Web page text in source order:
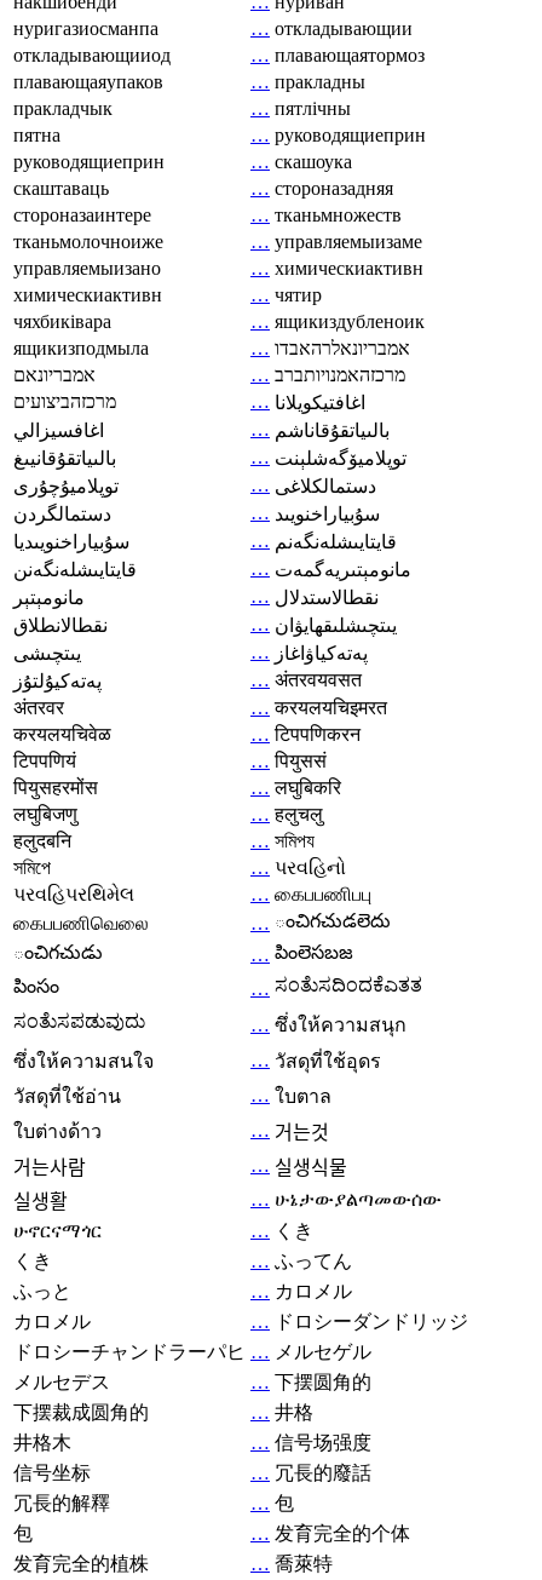
нуригазиосманпа
… откладывающии
откладывающииод
… плавающаятормоз
плавающаяупаков
… пракладны
пракладчык
… пятлічны
пятна
… руководящиеприн
руководящиеприн
… скашоука
скаштаваць
… стороназадняя
стороназаинтере
… тканьмножеств
тканьмолочноиже
… управляемыизаме
управляемыизано
… химическиактивн
химическиактивн
… чятир
чяхбиківара
… ящикиздубленоик
ящикизподмыла
… אמבריונאלרהאבדו
אמבריונאם
… מרכזהאמנויותברב
מרכזהביצועים
… اغافتيكويلانا
اغافسيزالي
… بالىياتقۇقاناشم
بالىياتقۇقانيىغ
… توپلاميۆگەشلېنت
توپلاميۇچۇرى
… دستمالکلاغی
دستمالگردن
… سۇبياراخنويىد
سۇبياراخنويىديا
… قايتايىشلەنگەنم
قايتايىشلەنگەنن
… مانومېتىريەگمەت
مانومېتېر
… نقطالاستدلال
نقطالانطلاق
… يىتچىشلىقھايۋان
يىتچىشى
… پەتەكياۋاغاز
پەتەكيۇلتۇز
… अंतरवयवसत
अंतरवर
… करयलयचिइमरत
करयलयचिवेळ
… टिपपणिकरन
टिपपणियं
… पियुससं
पियुसहरमोंस
… लघुबिकरि
लघुबिजणु
… हलुचलु
हलुदबनि
… সমিপয
সমিপে
… પરવહિનો
પરવહિપરથિમેલ
… கைபபணிபபு
கைபபணிவெலை
… ంచిగచుడలెదు
ంచిగచుడు
… పింలెసబజ
పింసం
… ಸಂತೆುಸದಿಂದಕೆಎತತ
ಸಂತೆುಸಪಡುವುದು
… ซึ่งให้ความสนุก
ซึ่งให้ความสนใจ
… วัสดุที่ใช้อุดร
วัสดุที่ใช้อ่าน
… ใบตาล
ใบต่างด้าว
… 거는것
거는사람
… 실생식물
실생활
… ሁኔታውያልጣመውሰው
ሁኖርናማጎር
… くき
くき
… ふってん
ふっと
… カロメル
カロメル
… ドロシーダンドリッジ
ドロシーチャンドラーパヒ … メルセゲル
メルセデス
… 下摆圆角的
下摆裁成圆角的
… 井格
井格木
… 信号场强度
信号坐标
… 冗長的廢話
冗長的解釋
… 包
包
… 发育完全的个体
发育完全的植株
… 喬萊特